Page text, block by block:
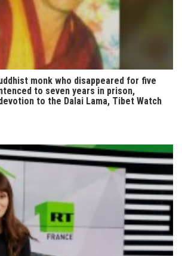
monk who disappeared for five
to seven years in prison,
to the Dalai Lama, Tibet Watch